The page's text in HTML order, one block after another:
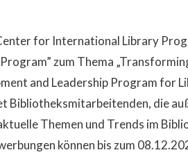
for International Library
zum Thema
and Leadership Program for
Bibliotheksmitarbeitenden, die
Themen und Trends im
können bis zum